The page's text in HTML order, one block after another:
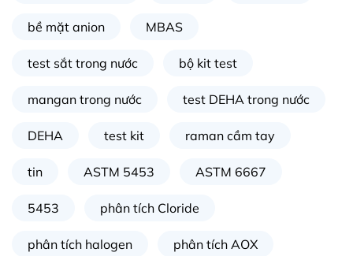
bề mặt anion MBAS
test sắt trong nước bộ kit test
mangan trong nước test DEHA trong nước
DEHA test kit raman cầm tay
tin ASTM 5453 ASTM 6667
5453 phân tích Cloride
phân tích halogen phân tích AOX